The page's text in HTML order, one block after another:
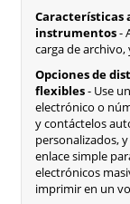
Características
instrumentos-
carga de
Opciones de
flexibles- Use
electrónico o
y contáctelos
personalizados,
enlace simple
electrónicos
imprimir en un